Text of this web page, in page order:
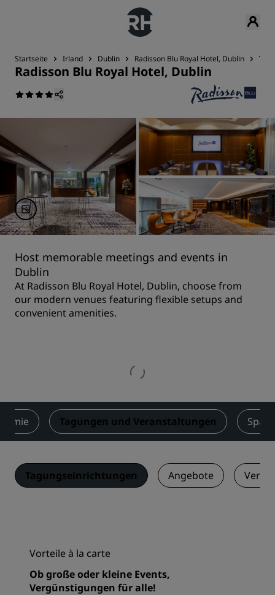
Startseite Irland Dublin Radisson Blu Royal Hotel, Dublin
Radisson Blu Royal Hotel, Dublin
Host memorable meetings and events in
Dublin
At Radisson Blu Royal Hotel, Dublin, choose from
our modern venues featuring flexible setups and
convenient amenities.
Tagungen und Veranstaltungen Spa
Tagungseinrichtungen Angebote
Vorteile à la carte
Ob große oder kleine Events,
Vergünstigungen für alle!